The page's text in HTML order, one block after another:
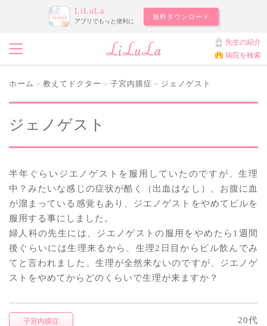
LiLuLa
アプリでもっと便利に
無料ダウンロード
先生の紹介
病院を検索
ホーム > 教えてドクター > 子宮内膜症 > ジェノゲスト
ジェノゲスト
半年ぐらいジエノゲストを服用していたのですが、生理
中？みたいな感じの症状が酷く（出血はなし）、お腹に血
が溜まっている感覚もあり、ジエノゲストをやめてピルを
服用する事にしました。
婦人科の先生には、ジエノゲストの服用をやめたら1週間
後ぐらいには生理来るから、生理2日目からピル飲んでみ
てと言われました。生理が全然来ないのですが、ジエノゲ
ストをやめてからどのくらいで生理が来ますか？
子宮内膜症 20代